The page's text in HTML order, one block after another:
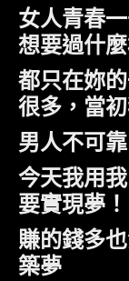
女人青春
想要過什
都只在妳
很多，當
男人不可
今天我用
要實現夢！
賺的錢多
築夢